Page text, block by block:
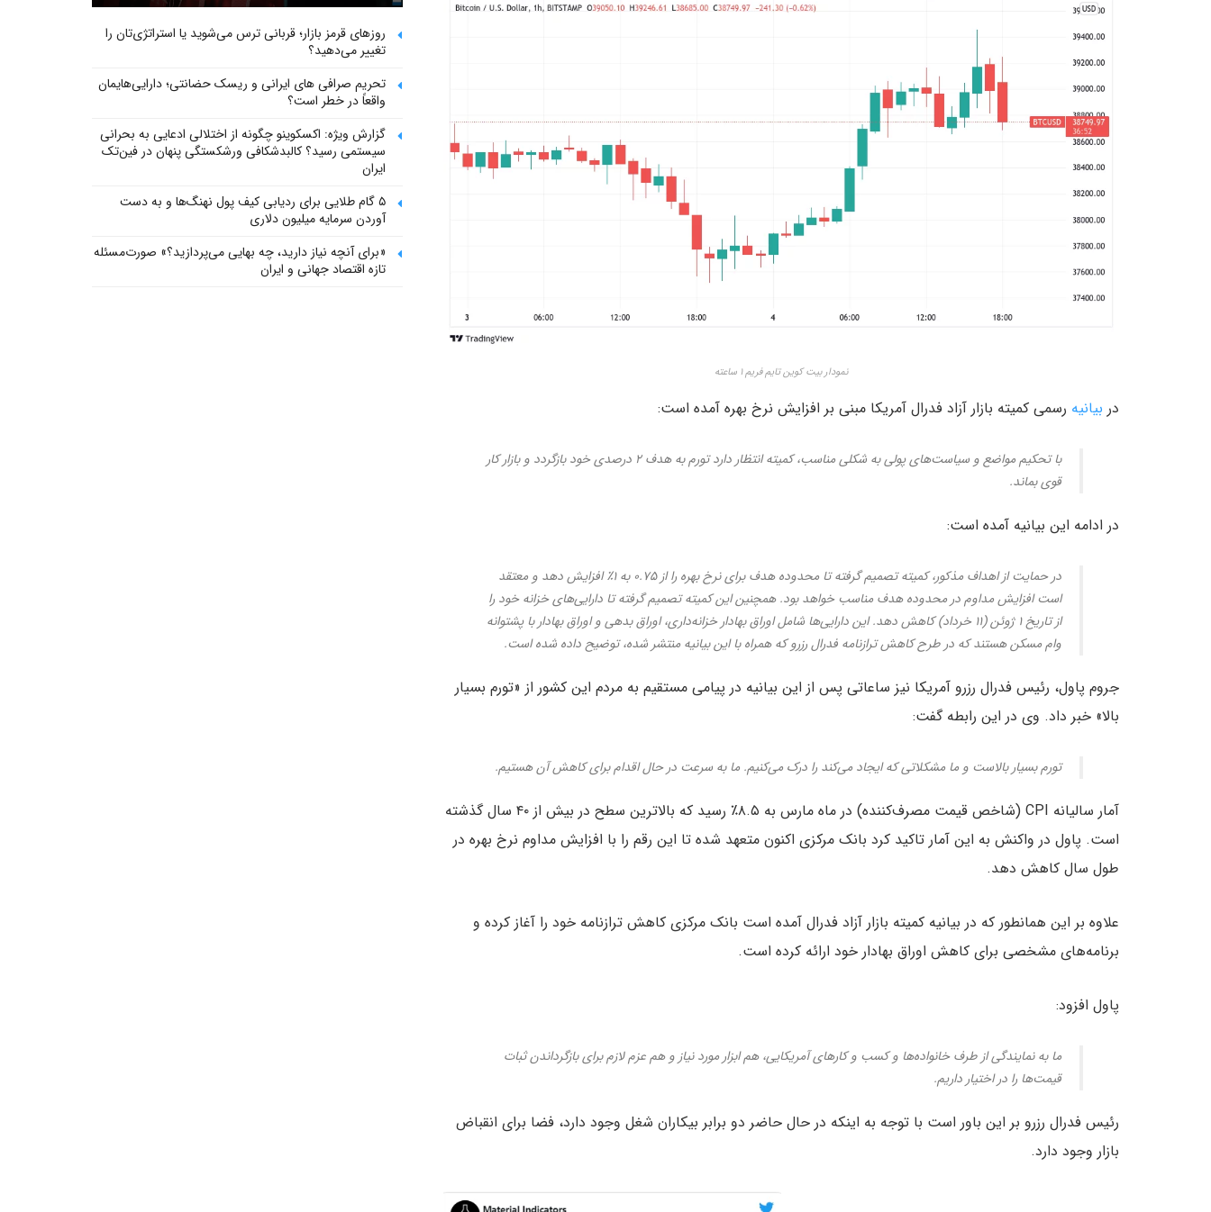
نمودار بیت کوین تایم فریم ۱ ساعته
در بیانیه رسمی کمیته بازار آزاد فدرال آمریکا مبنی بر افزایش نرخ بهره آمده است:
با تحکیم مواضع و سیاست‌های پولی به شکلی مناسب، کمیته انتظار دارد تورم به هدف ۲ درصدی خود بازگردد و بازار کار
قوی بماند.
در ادامه این بیانیه آمده است:
در حمایت از اهداف مذکور، کمیته تصمیم گرفته تا محدوده هدف برای نرخ بهره را از ۰.۷۵ به ۱٪ افزایش دهد و معتقد
است افزایش مداوم در محدوده هدف مناسب خواهد بود. همچنین این کمیته تصمیم گرفته تا دارایی‌های خزانه‌ خود را
از تاریخ ۱ ژوئن (۱۱ خرداد) کاهش دهد. این دارایی‌ها شامل اوراق بهادار خزانه‌داری، اوراق بدهی و اوراق بهادار با پشتوانه
وام مسکن هستند که در طرح کاهش ترازنامه فدرال رزرو که همراه با این بیانیه منتشر شده، توضیح داده شده است.
جروم پاول، رئیس فدرال رزرو آمریکا نیز ساعاتی پس از این بیانیه در پیامی مستقیم به مردم این کشور از «تورم بسیار
بالا» خبر داد. وی در این رابطه گفت:
تورم بسیار بالاست و ما مشکلاتی که ایجاد می‌کند را درک می‌کنیم. ما به سرعت در حال اقدام برای کاهش آن هستیم.
آمار سالیانه CPI (شاخص قیمت مصرف‌کننده) در ماه مارس به ۸.۵٪ رسید که بالاترین سطح در بیش از ۴۰ سال گذشته
است. پاول در واکنش به این آمار تاکید کرد بانک مرکزی اکنون متعهد شده تا این رقم را با افزایش مداوم نرخ بهره در
طول سال کاهش دهد.
علاوه بر این همانطور که در بیانیه کمیته بازار آزاد فدرال آمده است بانک مرکزی کاهش ترازنامه خود را آغاز کرده و
برنامه‌های مشخصی برای کاهش اوراق بهادار خود ارائه کرده است.
پاول افزود:
ما به نمایندگی از طرف خانواده‌ها و کسب و کارهای آمریکایی، هم ابزار مورد نیاز و هم عزم لازم برای بازگرداندن ثبات
قیمت‌ها را در اختیار داریم.
رئیس فدرال رزرو بر این باور است با توجه به اینکه در حال حاضر دو برابر بیکاران شغل وجود دارد، فضا برای انقباض
بازار وجود دارد.
روزهای قرمز بازار؛ قربانی ترس می‌شوید یا استراتژی‌تان را
تغییر می‌دهید؟
تحریم صرافی های ایرانی و ریسک حضانتی؛ دارایی‌هایمان
واقعاً در خطر است؟
گزارش ویژه: اکسکوینو چگونه از اختلالی ادعایی به بحرانی
سیستمی رسید؟ کالبدشکافی ورشکستگی پنهان در فین‌تک
ایران
۵ گام طلایی برای ردیابی کیف پول‌ نهنگ‌ها و به دست
آوردن سرمایه میلیون دلاری
«برای آنچه نیاز دارید، چه بهایی می‌پردازید؟» صورت‌مسئله
تازه اقتصاد جهانی و ایران